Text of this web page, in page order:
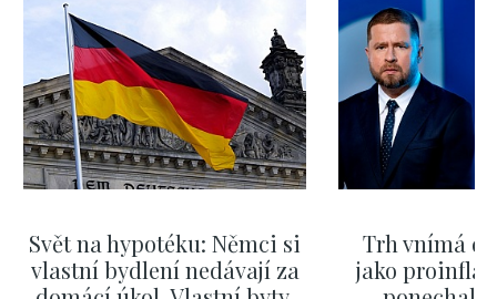
Svět na hypotéku: Němci si
vlastní bydlení nedávají za
Trh vnímá
jako